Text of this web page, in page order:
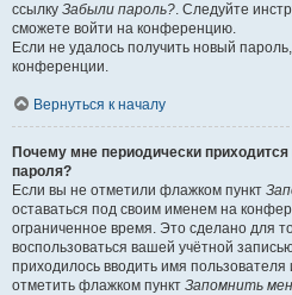
ссылку Забыли пароль?. Следуйте
сможете войти на конференцию.
Если не удалось получить новый
конференции.
Вернуться к началу
Почему мне периодически
пароля?
Если вы не отметили флажком пункт
оставаться под своим именем на
ограниченное время. Это сделано для
воспользоваться вашей учётной
приходилось вводить имя
отметить флажком пункт Запомнить